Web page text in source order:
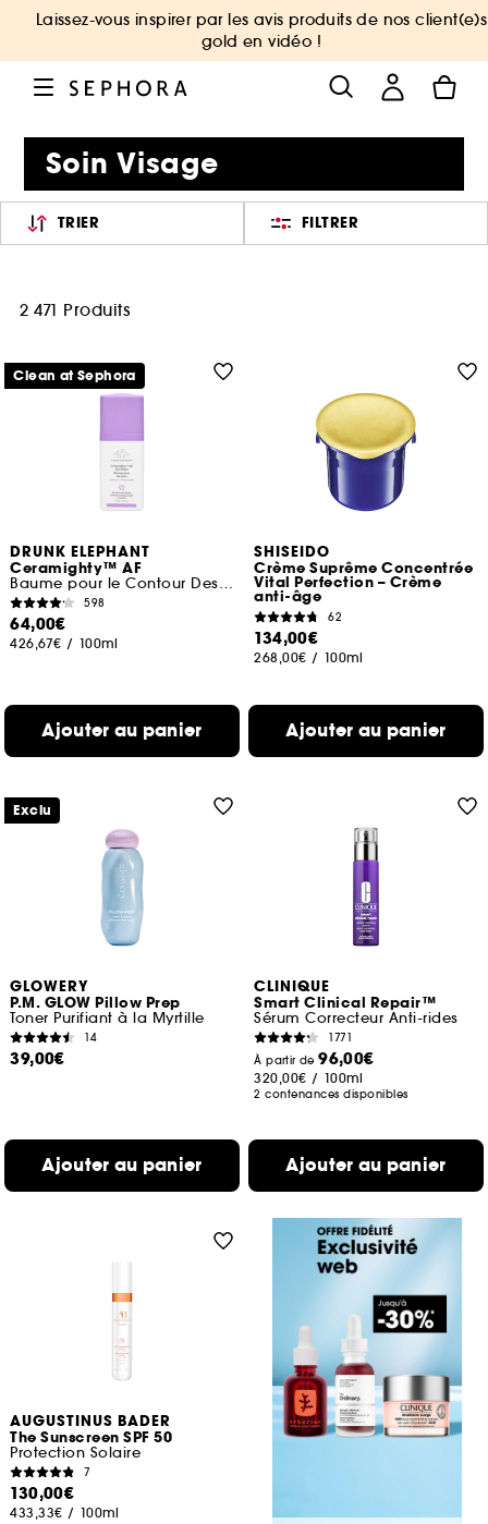
Laissez-vous inspirer par les avis produits de nos client(e)s
gold en vidéo !
Soin Visage
TRIER FILTRER
2 471 Produits
DRUNK ELEPHANT
Ceramighty™ AF
Baume pour le Contour Des Yeux
598
64,00€
426,67€ / 100ml
Ajouter au panier
Clean at Sephora
SHISEIDO
Crème Suprême Concentrée
Vital Perfection – Crème
anti-âge
62
134,00€
268,00€ / 100ml
Ajouter au panier
GLOWERY
P.M. GLOW Pillow Prep
Toner Purifiant à la Myrtille
14
39,00€
Ajouter au panier
Exclu
CLINIQUE
Smart Clinical Repair™
Sérum Correcteur Anti-rides
1771
À partir de96,00€
320,00€ / 100ml
2 contenances disponibles
Ajouter au panier
AUGUSTINUS BADER
The Sunscreen SPF 50
Protection Solaire
7
130,00€
433,33€ / 100ml